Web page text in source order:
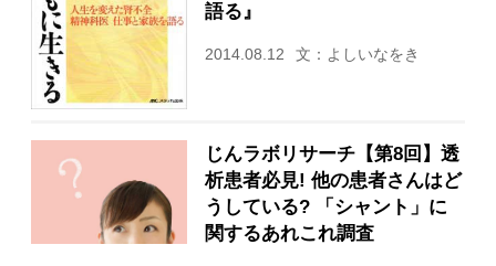
語る』
2014.08.12 文：よしいなをき
じんラボリサーチ【第8回】透
析患者必見! 他の患者さんはど
うしている? 「シャント」に
関するあれこれ調査